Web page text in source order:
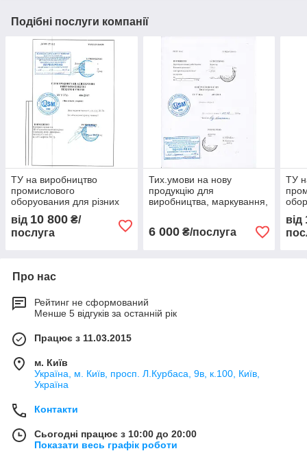
Подібні послуги компанії
ТУ на виробництво
промислового
оборуования для різних
сфер діяльності
від 10 800 ₴/
послуга
Тих.умови на нову
продукцію для
виробництва, маркування,
6 000₴/послуга
ТУ
від
Про нас
Рейтинг не сформований
Менше 5 відгуків за останній рік
Працює з 11.03.2015
м. Київ
Україна, м. Київ, просп. Л.Курбаса, 9в, к.100, Київ,
Україна
Контакти
Сьогодні працює з 10:00 до 20:00
Показати весь графік роботи